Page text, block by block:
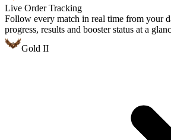
Live Order Tracking
Follow every match in real time from your
progress, results and booster status at a
Gold II